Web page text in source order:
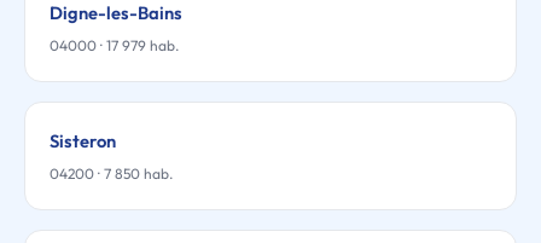
Digne-les-Bains
04000 · 17 979 hab.
Sisteron
04200 · 7 850 hab.